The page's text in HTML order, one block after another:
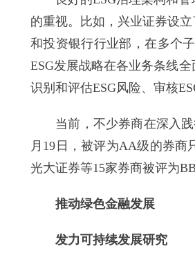
的重视。比如，兴业证券设
和投资银行行业部，在多个
ESG发展战略在各业务条线
识别和评估ESG风险、审核
当前，不少券商在深入践
月19日，被评为AA级的券商
光大证券等15家券商被评为
推动绿色金融发展
发力可持续发展研究